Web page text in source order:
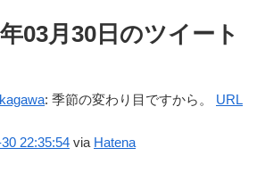
03月30日のツイート
: 季節の変わり目ですから。 URL
22:35:54 via Hatena